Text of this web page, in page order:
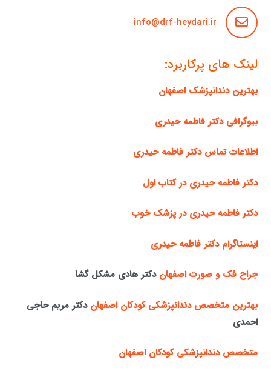
info@drf-heydari.ir
لینک های پرکاربرد:
بهترین دندانپزشک اصفهان
بیوگرافی دکتر فاطمه حیدری
اطلاعات تماس دکتر فاطمه حیدری
دکتر فاطمه حیدری در کتاب اول
دکتر فاطمه حیدری در پزشک خوب
اینستاگرام دکتر فاطمه حیدری
جراح فک و صورت اصفهان دکتر هادی مشکل گشا
بهترین متخصص دندانپزشکی کودکان اصفهان دکتر مریم حاجی
احمدی
متخصص دندانپزشکی کودکان اصفهان